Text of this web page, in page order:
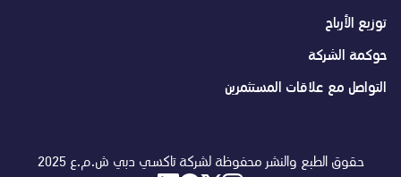
توزيع الأرباح
حوكمة الشركة
التواصل مع علاقات المستثمرين
حقوق الطبع والنشر محفوظة لشركة تاكسي دبي ش.م.ع 2025